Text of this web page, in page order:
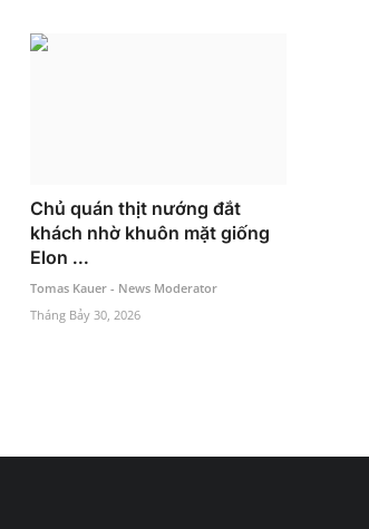
Chủ quán thịt nướng đắt
khách nhờ khuôn mặt giống
Elon ...
Tomas Kauer - News Moderator
Tháng Bảy 30, 2026